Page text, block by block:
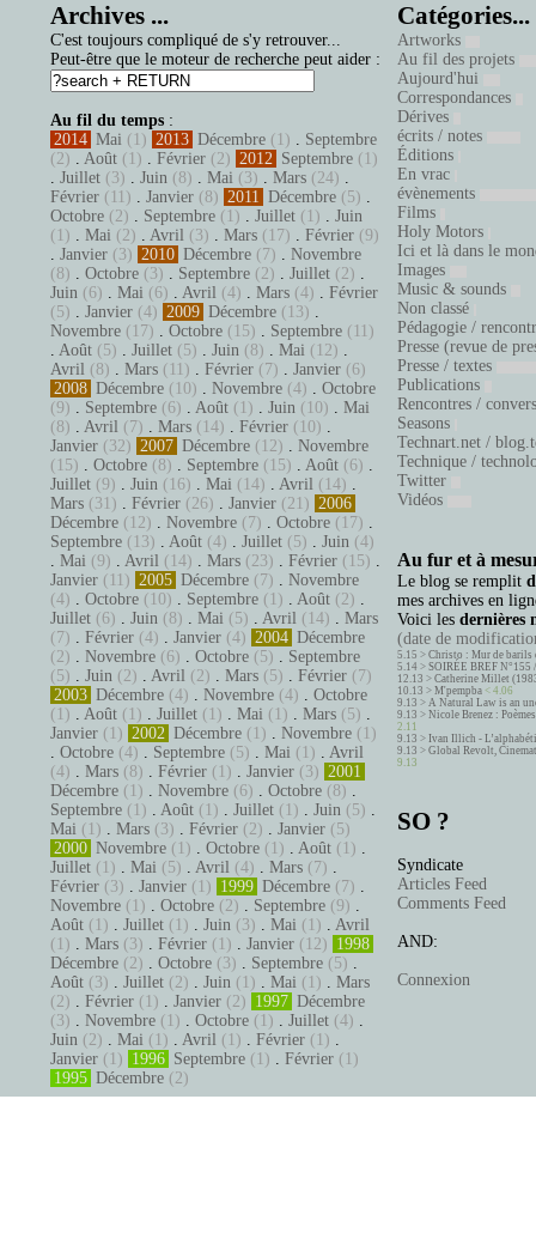
Archives ...
C'est toujours compliqué de s'y retrouver...
Peut-être que le moteur de recherche peut aider :
Au fil du temps :
2014 Mai (1) 2013 Décembre (1) . Septembre
(2) . Août (1) . Février (2) 2012 Septembre (1)
. Juillet (3) . Juin (8) . Mai (3) . Mars (24) .
Février (11) . Janvier (8) 2011 Décembre (5) .
Octobre (2) . Septembre (1) . Juillet (1) . Juin
(1) . Mai (2) . Avril (3) . Mars (17) . Février (9)
. Janvier (3) 2010 Décembre (7) . Novembre
(8) . Octobre (3) . Septembre (2) . Juillet (2) .
Juin (6) . Mai (6) . Avril (4) . Mars (4) . Février
(5) . Janvier (4) 2009 Décembre (13) .
Novembre (17) . Octobre (15) . Septembre (11)
. Août (5) . Juillet (5) . Juin (8) . Mai (12) .
Avril (8) . Mars (11) . Février (7) . Janvier (6)
2008 Décembre (10) . Novembre (4) . Octobre
(9) . Septembre (6) . Août (1) . Juin (10) . Mai
(8) . Avril (7) . Mars (14) . Février (10) .
Janvier (32) 2007 Décembre (12) . Novembre
(15) . Octobre (8) . Septembre (15) . Août (6) .
Juillet (9) . Juin (16) . Mai (14) . Avril (14) .
Mars (31) . Février (26) . Janvier (21) 2006
Décembre (12) . Novembre (7) . Octobre (17) .
Septembre (13) . Août (4) . Juillet (5) . Juin (4)
. Mai (9) . Avril (14) . Mars (23) . Février (15) .
Janvier (11) 2005 Décembre (7) . Novembre
(4) . Octobre (10) . Septembre (1) . Août (2) .
Juillet (6) . Juin (8) . Mai (5) . Avril (14) . Mars
(7) . Février (4) . Janvier (4) 2004 Décembre
(2) . Novembre (6) . Octobre (5) . Septembre
(5) . Juin (2) . Avril (2) . Mars (5) . Février (7)
2003 Décembre (4) . Novembre (4) . Octobre
(1) . Août (1) . Juillet (1) . Mai (1) . Mars (5) .
Janvier (1) 2002 Décembre (1) . Novembre (1)
. Octobre (4) . Septembre (5) . Mai (1) . Avril
(4) . Mars (8) . Février (1) . Janvier (3) 2001
Décembre (1) . Novembre (6) . Octobre (8) .
Septembre (1) . Août (1) . Juillet (1) . Juin (5) .
Mai (1) . Mars (3) . Février (2) . Janvier (5)
2000 Novembre (1) . Octobre (1) . Août (1) .
Juillet (1) . Mai (5) . Avril (4) . Mars (7) .
Février (3) . Janvier (1) 1999 Décembre (7) .
Novembre (1) . Octobre (2) . Septembre (9) .
Août (1) . Juillet (1) . Juin (3) . Mai (1) . Avril
(1) . Mars (3) . Février (1) . Janvier (12) 1998
Décembre (2) . Octobre (3) . Septembre (5) .
Août (3) . Juillet (2) . Juin (1) . Mai (1) . Mars
(2) . Février (1) . Janvier (2) 1997 Décembre
(3) . Novembre (1) . Octobre (1) . Juillet (4) .
Juin (2) . Mai (1) . Avril (1) . Février (1) .
Janvier (1) 1996 Septembre (1) . Février (1)
1995 Décembre (2)
Catégories...
Artworks
Au fil des projets
Aujourd'hui
Correspondances
Dérives
écrits / notes
Éditions
En vrac
évènements
Films
Holy Motors
Ici et là dans le
Images
Music & sounds
Non classé
Pédagogie /
Presse (revue de
Presse / textes
Publications
Rencontres /
Seasons
Technart.net /
Technique /
Twitter
Vidéos
Au fur et à
Le blog se remplit
mes archives en
Voici les dernières
(date de
5.15 > Christo : Mur de barils
5.14 > SOIRÉE BREF
12.13 > Catherine Millet
10.13 > M'pempba < 4.06
9.13 > A Natural Law is an
9.13 > Nicole Brenez :
2.11
9.13 > Ivan Illich -
9.13 > Global Revolt,
9.13
SO ?
Syndicate
Articles Feed
Comments Feed
AND:
Connexion